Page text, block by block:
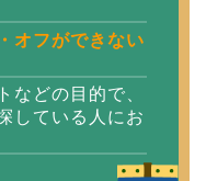
オフができない
などの目的で、
している人にお